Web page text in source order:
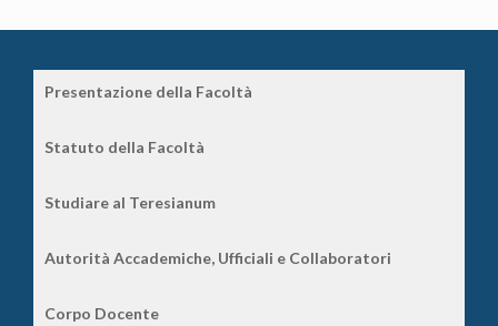
Presentazione della Facoltà
Statuto della Facoltà
Studiare al Teresianum
Autorità Accademiche, Ufficiali e Collaboratori
Corpo Docente